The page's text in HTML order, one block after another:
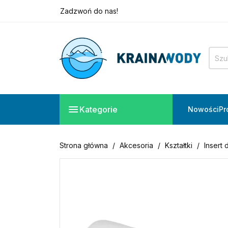
Zadzwoń do nas!
Potrzebujesz pomocy?
Zadzwoń do nas!
 Kategorie Nowości
Strona główna Akcesoria Kształtki Insert